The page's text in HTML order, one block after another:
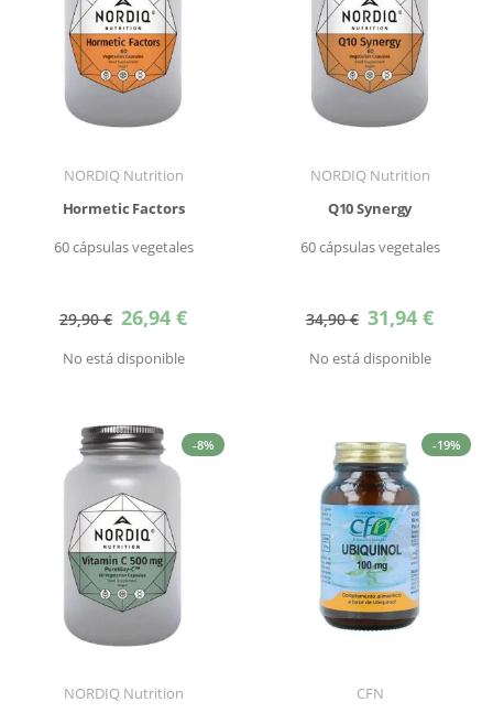
NORDIQ Nutrition
Hormetic Factors
60 cápsulas vegetales
29,90 € Precio
especial
26,94 €
No está disponible
NORDIQ Nutrition
Q10 Synergy
60 cápsulas vegetales
34,90 € Precio
especial
31,94 €
No está disponible
-8%
NORDIQ Nutrition
-19%
CFN